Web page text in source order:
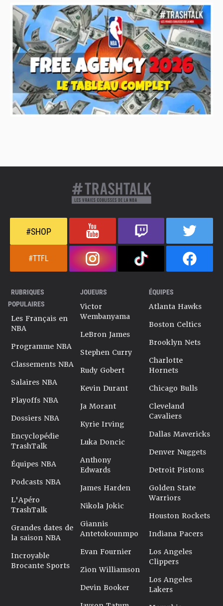
#SHOP
#TTFL
RUBRIQUES
POPULAIRES
Les Français en
NBA
Programme NBA
Classements NBA
Salaires NBA
Playoffs NBA
Dossiers NBA
Encyclopédie
TrashTalk
Équipes NBA
Podcasts NBA
L'Apéro
TrashTalk
Grandes dates de
la saison NBA
Incroyable
Brocante Sports
JOUEURS
Victor
Wembanyama
LeBron James
Stephen Curry
Rudy Gobert
Kevin Durant
Ja Morant
Kyrie Irving
Luka Doncic
Anthony
Edwards
James Harden
Nikola Jokic
Giannis
Antetokounmpo
Evan Fournier
Zion Williamson
Devin Booker
ÉQUIPES
Atlanta Hawks
Boston Celtics
Brooklyn Nets
Charlotte
Hornets
Chicago Bulls
Cleveland
Cavaliers
Dallas Mavericks
Denver Nuggets
Detroit Pistons
Golden State
Warriors
Houston Rockets
Indiana Pacers
Los Angeles
Clippers
Los Angeles
Lakers